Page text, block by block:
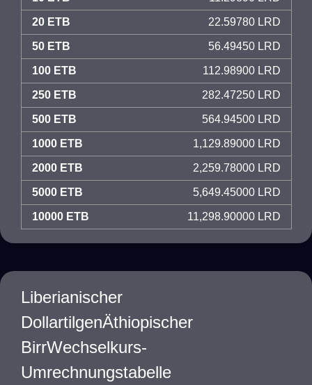
20 ETB 22.59780 LRD
50 ETB 56.49450 LRD
100 ETB 112.98900 LRD
250 ETB 282.47250 LRD
500 ETB 564.94500 LRD
1000 ETB 1,129.89000 LRD
2000 ETB 2,259.78000 LRD
5000 ETB 5,649.45000 LRD
10000 ETB 11,298.90000 LRD
Liberianischer
DollartilgenÄthiopischer
BirrWechselkurs-
Umrechnungstabelle